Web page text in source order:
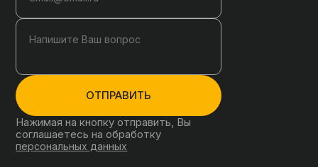
ОТПРАВИТЬ
Нажимая на кнопку отправить, Вы
соглашаетесь на обработку
персональных данных